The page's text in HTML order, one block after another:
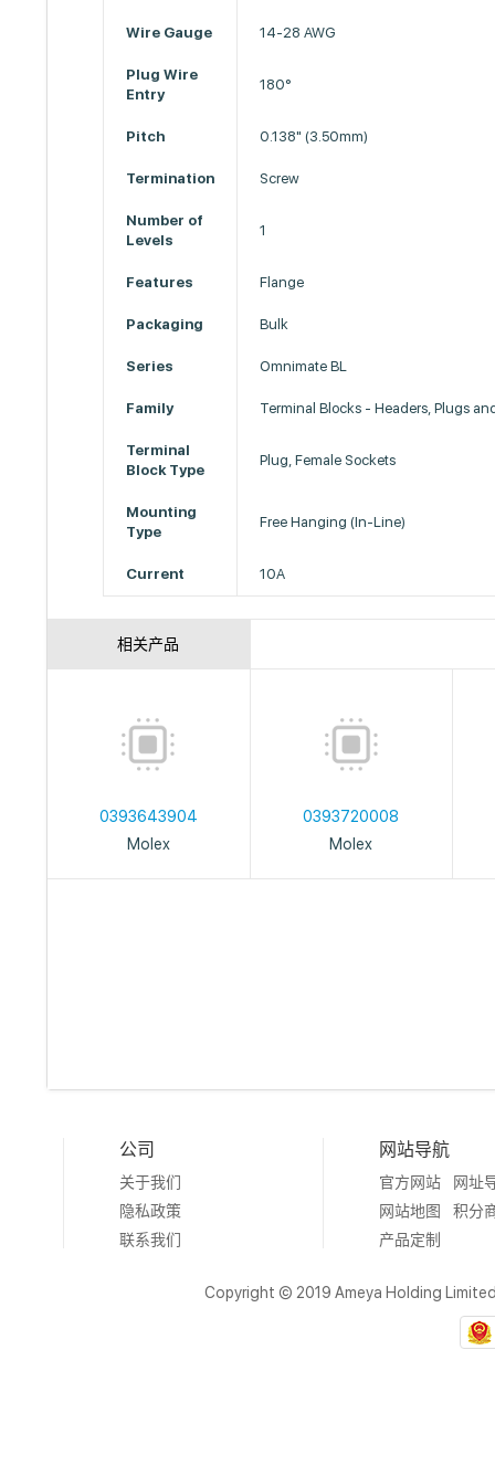
Wire Gauge 14-28 AWG
Plug Wire
Entry
180°
Pitch 0.138" (3.50mm)
Termination Screw
Number of
Levels
1
Features Flange
Packaging Bulk
Series Omnimate BL
Family Terminal Blocks - Headers, Plugs
Terminal
Block Type
Plug, Female Sockets
Mounting
Type
Free Hanging (In-Line)
Current 10A
相关产品
0393643904
Molex
0393720008
Molex
公司
关于我们
隐私政策
联系我们
网站导航
官方网站
网址
网站地图
积分
产品定制
Copyright © 2019 Ameya Holding